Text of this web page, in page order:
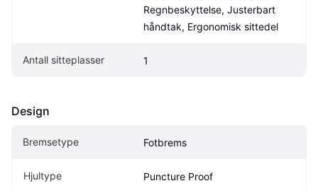
Regnbeskyttelse, Justerbart
håndtak, Ergonomisk sittedel
Antall sitteplasser 1
Design
Bremsetype Fotbrems
Hjultype Puncture Proof